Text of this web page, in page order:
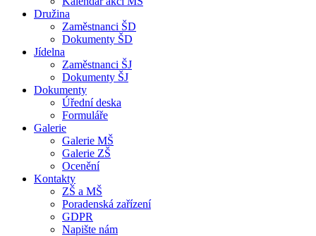
Družina
Zaměstnanci ŠD
Dokumenty ŠD
Jídelna
Zaměstnanci ŠJ
Dokumenty ŠJ
Dokumenty
Úřední deska
Formuláře
Galerie
Galerie MŠ
Galerie ZŠ
Ocenění
Kontakty
ZŠ a MŠ
Poradenská zařízení
GDPR
Napište nám